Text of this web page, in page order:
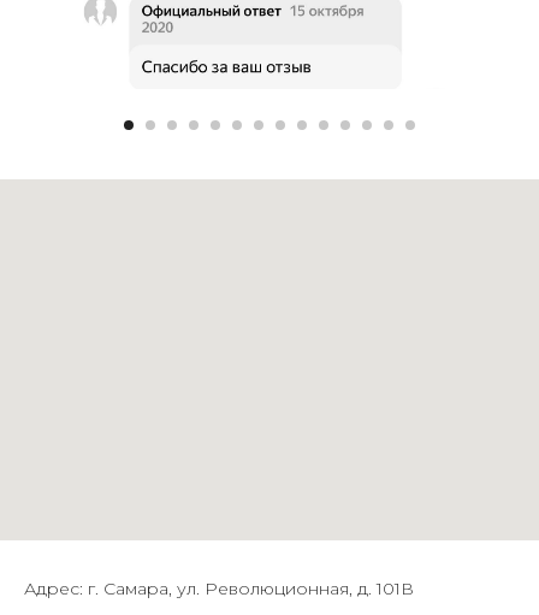
Адрес: г. Самара, ул. Революционная, д. 101В